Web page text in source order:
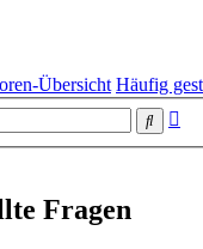
Übersicht Häufig
Suche
Fragen